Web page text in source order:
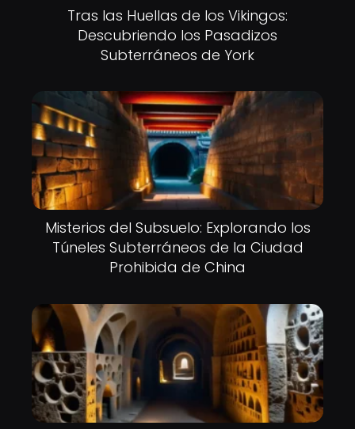
Tras las Huellas de los Vikingos:
Descubriendo los Pasadizos
Subterráneos de York
Misterios del Subsuelo: Explorando los
Túneles Subterráneos de la Ciudad
Prohibida de China